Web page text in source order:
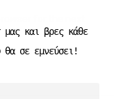
και βρες κάθε
θα σε εμνεύσει!